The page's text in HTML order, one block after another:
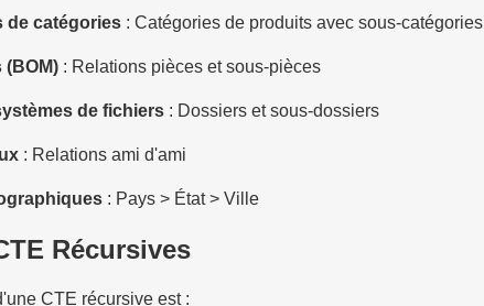
de catégories: Catégories de produits avec sous-catégories
(BOM): Relations pièces et sous-pièces
de fichiers: Dossiers et sous-dossiers
: Relations ami d'ami
: Pays > État > Ville
Récursives
CTE récursive est :